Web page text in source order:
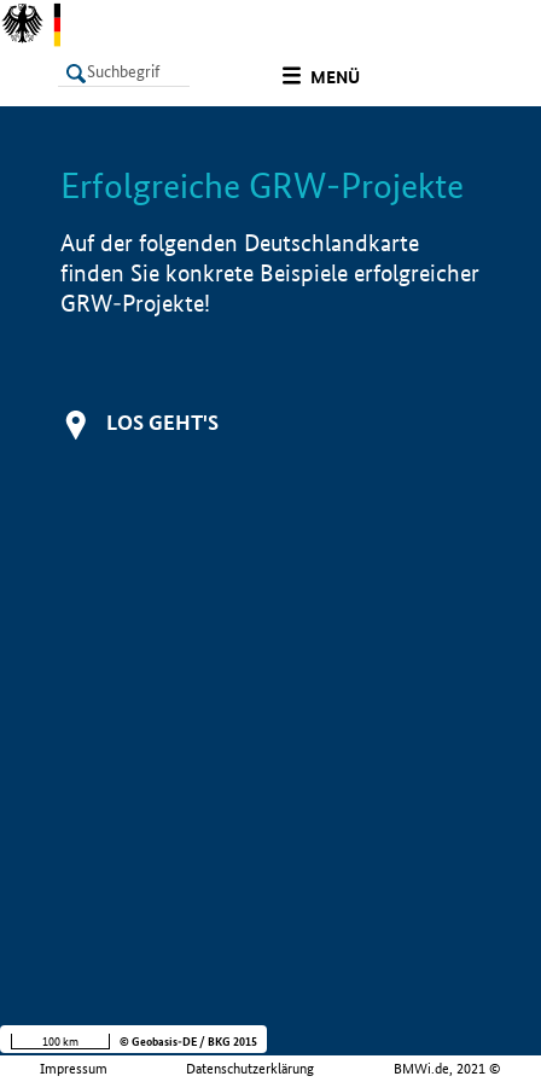
MENÜ
LISTE Info
Erfolgreiche GRW-Projekte
Auf der folgenden Deutschlandkarte
finden Sie konkrete Beispiele erfolgreicher
GRW-Projekte!
LOS GEHT'S
Impressum Datenschutzerklärung BMWi.de, 2021 ©
100 km © Geobasis-DE / BKG 2015